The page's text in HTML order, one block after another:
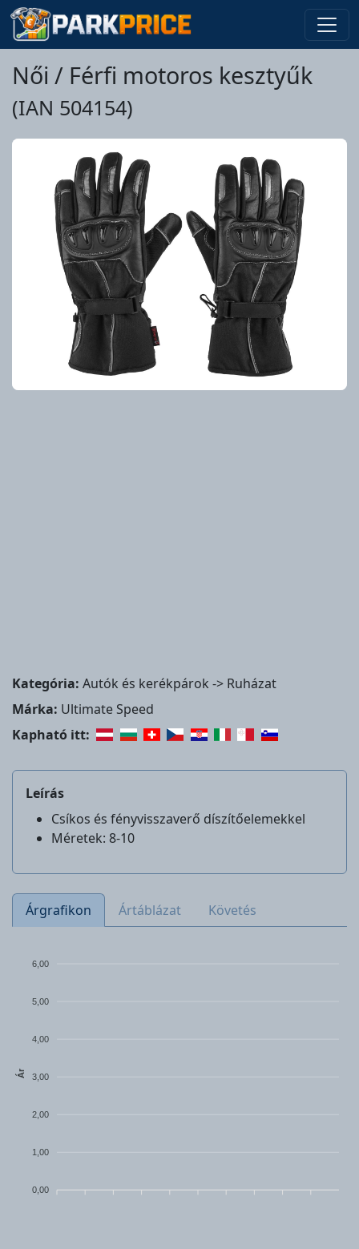
Női / Férfi motoros kesztyűk
(IAN 504154)
Kategória: Autók és kerékpárok -> Ruházat
Márka: Ultimate Speed
Kapható itt:
Leírás
Csíkos és fényvisszaverő díszítőelemekkel
Méretek: 8-10
Árgrafikon Ártáblázat Követés
6,00
5,00
4,00
3,00
2,00
1,00
0,00
Ár